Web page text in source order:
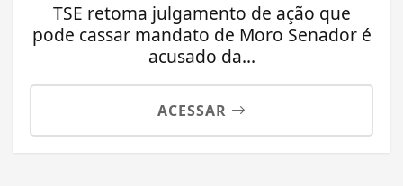
TSE retoma julgamento de ação que
pode cassar mandato de Moro Senador é
acusado da...
ACESSAR